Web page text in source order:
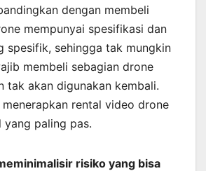
dengan membeli
mempunyai spesifikasi dan
spesifik, sehingga tak mungkin
membeli sebagian drone
tak akan digunakan kembali.
rental video drone
yang paling pas.
risiko yang bisa